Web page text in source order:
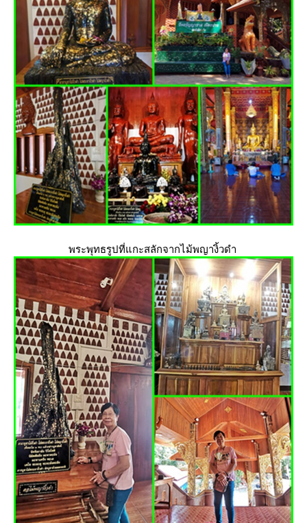
พระพุทธรูปที่แกะสลักจากไม้พญางิ้วดำ